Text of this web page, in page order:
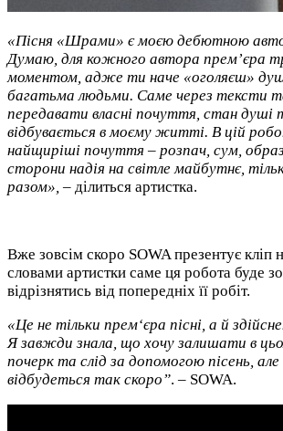
«Пісня «Шрами» є моєю дебютною
Думаю, для кожного автора прем’єра
моментом, адже ти наче «оголяєш»
багатьма людьми. Саме через тексти
передавати власні почуття, стан душі
відбувається в моєму житті. В цій
найщиріші почуття – розпач, сум,
сторони надія на світле майбутнє,
разом», – ділиться артистка.
Вже зовсім скоро SOWA презентує кліп
словами артистки саме ця робота буде
відрізнятись від попередніх її робіт.
«Це не тільки прем‘єра пісні, а й
Я завжди знала, що хочу залишати в
почерк та слід за допомогою пісень,
відбудеться так скоро”. – SOWA.